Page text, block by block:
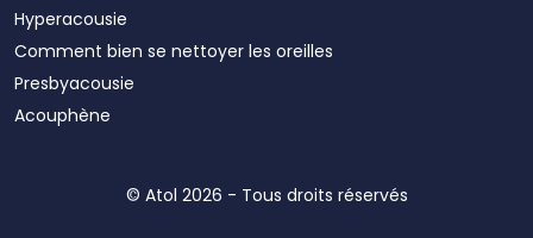
Hyperacousie
Comment bien se nettoyer les oreilles
Presbyacousie
Acouphène
© Atol 2026 - Tous droits réservés